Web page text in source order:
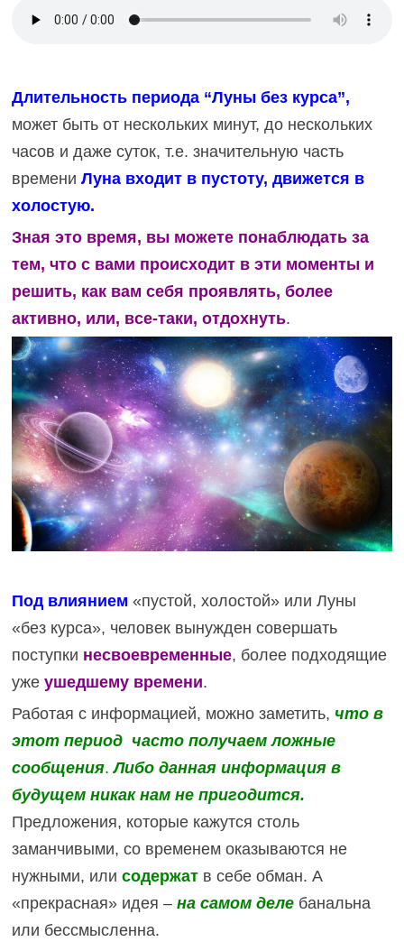
Длительность периода “Луны без курса”,
может быть от нескольких минут, до нескольких
часов и даже суток, т.е. значительную часть
времени Луна входит в пустоту, движется в
холостую.
Зная это время, вы можете понаблюдать за
тем, что с вами происходит в эти моменты и
решить, как вам себя проявлять, более
активно, или, все-таки, отдохнуть.
Под влиянием «пустой, холостой» или Луны
«без курса», человек вынужден совершать
поступки несвоевременные, более подходящие
уже ушедшему времени.
Работая с информацией, можно заметить, что в
этот период часто получаем ложные
сообщения.Либо данная информация в
будущем никак нам не пригодится.
Предложения, которые кажутся столь
заманчивыми, со временем оказываются не
нужными, или содержат в себе обман. А
«прекрасная» идея – на самом деле банальна
или бессмысленна.